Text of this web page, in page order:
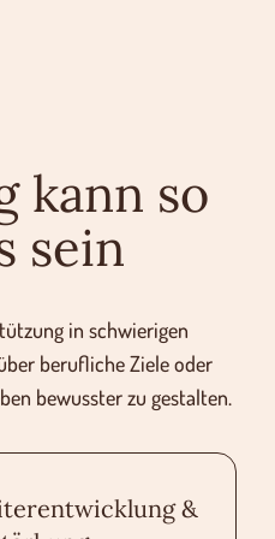
kann so
sein
in schwierigen
berufliche Ziele oder
bewusster zu gestalten.
&